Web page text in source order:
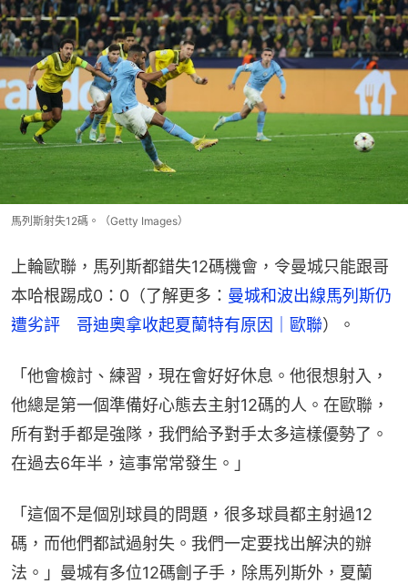
馬列斯射失12碼。（Getty Images）
上輪歐聯，馬列斯都錯失12碼機會，令曼城只能跟哥
本哈根踢成0：0（了解更多： 曼城和波出線馬列斯仍
遭劣評　哥迪奧拿收起夏蘭特有原因｜歐聯）。
「他會檢討、練習，現在會好好休息。他很想射入，
他總是第一個準備好心態去主射12碼的人。在歐聯，
所有對手都是強隊，我們給予對手太多這樣優勢了。
在過去6年半，這事常常發生。」
「這個不是個別球員的問題，很多球員都主射過12
碼，而他們都試過射失。我們一定要找出解決的辦
法。」曼城有多位12碼劊子手，除馬列斯外，夏蘭